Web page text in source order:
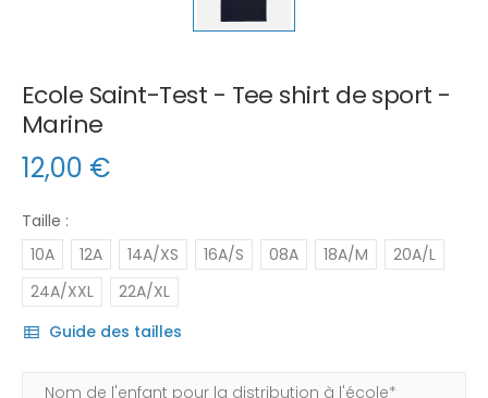
Ecole Saint-Test - Tee shirt de sport -
Marine
12,00 €
Taille :
10A
12A 14A/XS 16A/S 08A 18A/M
20A/L
24A/XXL
22A/XL
Guide des tailles